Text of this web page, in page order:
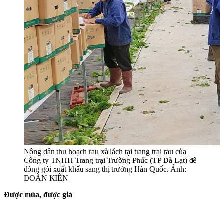
Nông dân thu hoạch rau xà lách tại trang trại rau của
Công ty TNHH Trang trại Trường Phúc (TP Đà Lạt) để
đóng gói xuất khẩu sang thị trường Hàn Quốc. Ảnh:
ĐOÀN KIÊN
Được mùa, được giá